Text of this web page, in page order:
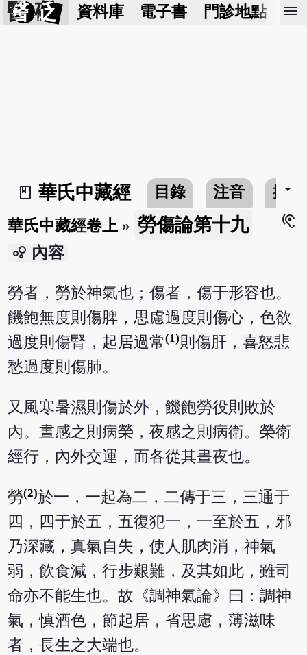
醫 砭 資料庫 電子書 門診地點 預
menu
book_2
華氏中藏經 目錄 注音 搜尋
arrow_drop_down
華氏中藏經卷上 » 勞傷論第十九
hearing
bubble_chart 內容
勞者，勞於神氣也；傷者，傷于形容也。
饑飽無度則傷脾，思慮過度則傷心，色欲
過度則傷腎，起居過常(1)則傷肝，喜怒悲
愁過度則傷肺。
又風寒暑濕則傷於外，饑飽勞役則敗於
內。晝感之則病榮，夜感之則病衛。榮衛
經行，內外交運，而各從其晝夜也。
勞(2)於一，一起為二，二傳于三，三通于
四，四于於五，五復犯一，一至於五，邪
乃深藏，真氣自失，使人肌肉消，神氣
弱，飲食減，行步艱難，及其如此，雖司
命亦不能生也。故《調神氣論》曰：調神
氣，慎酒色，節起居，省思慮，薄滋味
者，長生之大端也。